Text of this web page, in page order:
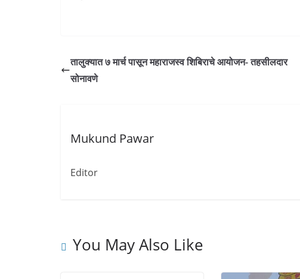
तालुक्यात ७ मार्च पासून महाराजस्व शिबिराचे आयोजन- तहसीलदार
सोनावणे
Mukund Pawar
Editor
You May Also Like